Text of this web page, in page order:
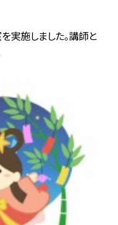
実施しました。講師と